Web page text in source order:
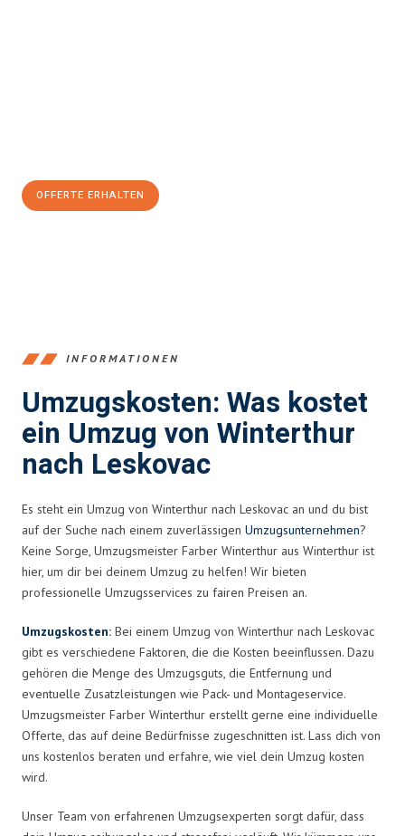
OFFERTE ERHALTEN
INFORMATIONEN
Umzugskosten: Was kostet
ein Umzug von Winterthur
nach Leskovac
Es steht ein Umzug von Winterthur nach Leskovac an und du bist
auf der Suche nach einem zuverlässigen Umzugsunternehmen?
Keine Sorge, Umzugsmeister Farber Winterthur aus Winterthur ist
hier, um dir bei deinem Umzug zu helfen! Wir bieten
professionelle Umzugsservices zu fairen Preisen an.
Umzugskosten: Bei einem Umzug von Winterthur nach Leskovac
gibt es verschiedene Faktoren, die die Kosten beeinflussen. Dazu
gehören die Menge des Umzugsguts, die Entfernung und
eventuelle Zusatzleistungen wie Pack- und Montageservice.
Umzugsmeister Farber Winterthur erstellt gerne eine individuelle
Offerte, das auf deine Bedürfnisse zugeschnitten ist. Lass dich von
uns kostenlos beraten und erfahre, wie viel dein Umzug kosten
wird.
Unser Team von erfahrenen Umzugsexperten sorgt dafür, dass